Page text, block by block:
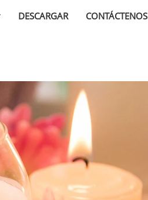
DESCARGAR CONTÁCTENOS